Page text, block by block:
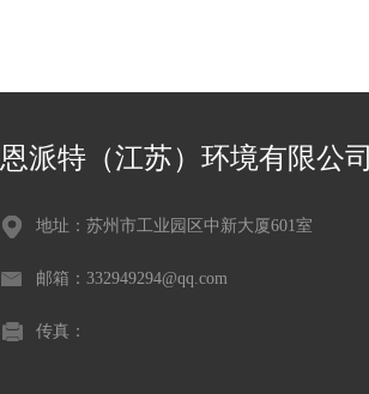
恩派特（江苏）环境有限公司
地址：苏州市工业园区中新大厦601室
邮箱：332949294@qq.com
传真：